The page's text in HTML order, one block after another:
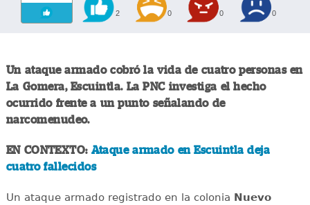
2 0 0 0
Un ataque armado cobró la vida de cuatro personas en
La Gomera, Escuintla. La PNC investiga el hecho
ocurrido frente a un punto señalando de
narcomenudeo.
EN CONTEXTO: Ataque armado en Escuintla deja
cuatro fallecidos
Un ataque armado registrado en la colonia Nuevo